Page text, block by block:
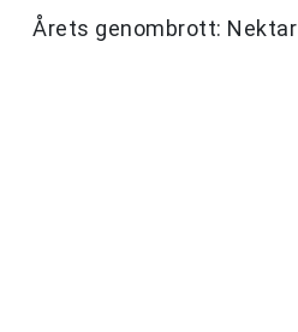
Årets genombrott: Nektar